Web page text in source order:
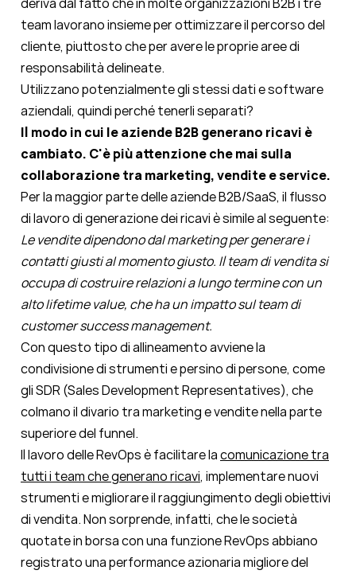
team lavorano insieme per ottimizzare il percorso del
cliente, piuttosto che per avere le proprie aree di
responsabilità delineate.
Utilizzano potenzialmente gli stessi dati e software
aziendali, quindi perché tenerli separati?
Il modo in cui le aziende B2B generano ricavi è
cambiato. C'è più attenzione che mai sulla
collaborazione tra marketing, vendite e service.
Per la maggior parte delle aziende B2B/SaaS, il flusso
di lavoro di generazione dei ricavi è simile al seguente:
Le vendite dipendono dal marketing per generare i
contatti giusti al momento giusto. Il team di vendita si
occupa di costruire relazioni a lungo termine con un
alto lifetime value, che ha un impatto sul team di
customer success management.
Con questo tipo di allineamento avviene la
condivisione di strumenti e persino di persone, come
gli SDR (Sales Development Representatives), che
colmano il divario tra marketing e vendite nella parte
superiore del funnel.
Il lavoro delle RevOps è facilitare lacomunicazione tra
tutti i team che generano ricavi, implementare nuovi
strumenti e migliorare il raggiungimento degli obiettivi
di vendita. Non sorprende, infatti, che le società
quotate in borsa con una funzione RevOps abbiano
registrato unaperformance azionaria migliore del